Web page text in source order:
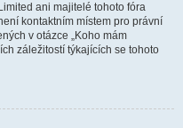
ani majitelé tohoto fóra
kontaktním místem pro právní
v otázce „Koho mám
záležitostí týkajících se tohoto